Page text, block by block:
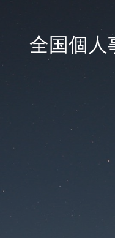
全国個人